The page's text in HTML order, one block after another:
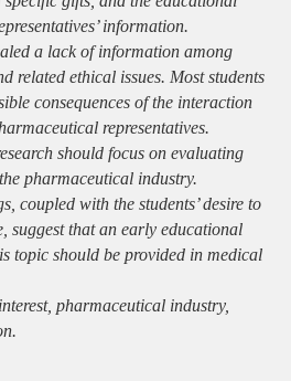
information.
a lack of information among
related ethical issues. Most students
consequences of the interaction
representatives.
should focus on evaluating
pharmaceutical industry.
coupled with the students’ desire to
suggest that an early educational
topic should be provided in medical
pharmaceutical industry,